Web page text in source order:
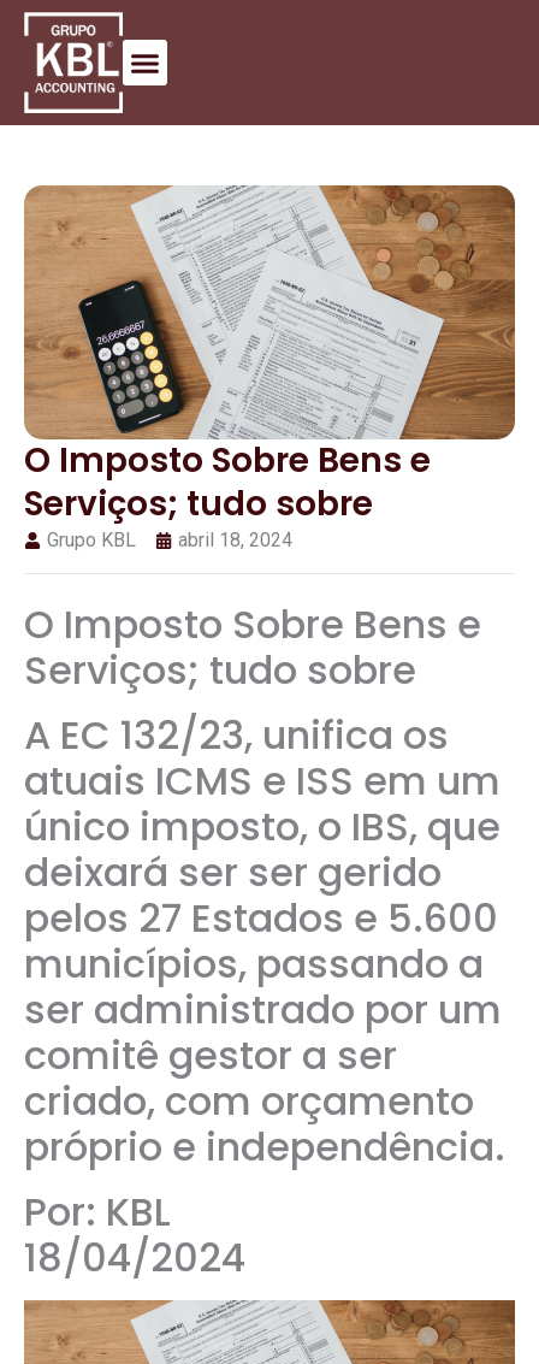
O Imposto Sobre Bens e
Serviços; tudo sobre
Grupo KBL abril 18, 2024
O Imposto Sobre Bens e
Serviços; tudo sobre
A EC 132/23, unifica os
atuais ICMS e ISS em um
único imposto, o IBS, que
deixará ser ser gerido
pelos 27 Estados e 5.600
municípios, passando a
ser administrado por um
comitê gestor a ser
criado, com orçamento
próprio e independência.
Por: KBL
18/04/2024